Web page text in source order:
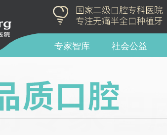
专家智库 社会公益